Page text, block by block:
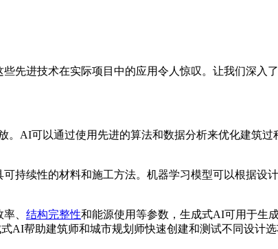
先进技术在实际项目中的应用令人惊叹。让我们深入
。AI可以通过使用先进的算法和数据分析来优化建筑
可持续性的材料和施工方法。机器学习模型可以根据设
、 结构完整性和能源使用等参数，生成式AI可用于生
AI帮助建筑师和城市规划师快速创建和测试不同设计选